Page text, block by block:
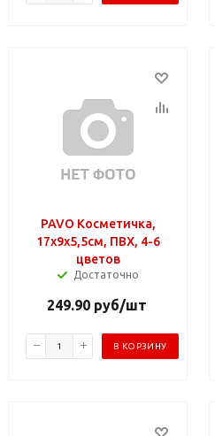
PAVO Косметичка,
17х9х5,5см, ПВХ, 4-6
цветов
Достаточно
249.90руб/шт
В КОРЗИНУ